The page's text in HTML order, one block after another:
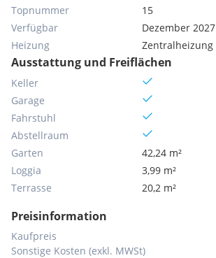
Topnummer
15
Verfügbar
Dezember 2027
Heizung
Zentralheizung
Ausstattung und Freiflächen
Keller
Garage
Fahrstuhl
Abstellraum
Garten
42,24 m²
Loggia
3,99 m²
Terrasse
20,2 m²
Preisinformation
Kaufpreis
Sonstige Kosten (exkl. MWSt)